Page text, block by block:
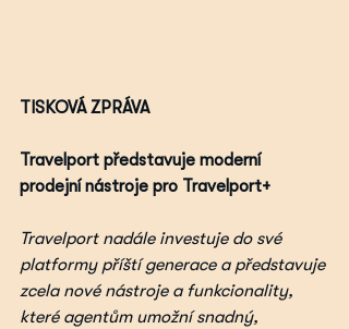
TISKOVÁ ZPRÁVA
Travelport představuje moderní
prodejní nástroje pro Travelport+
Travelport nadále investuje do své
platformy příští generace a představuje
zcela nové nástroje a funkcionality,
které agentům umožní snadný,